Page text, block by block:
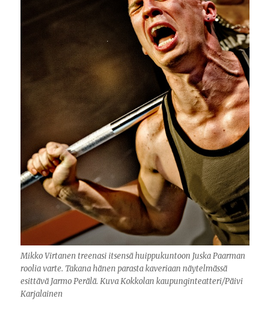
Mikko Virtanen treenasi itsensä huippukuntoon Juska Paarman
roolia varte. Takana hänen parasta kaveriaan näytelmässä
esittävä Jarmo Perälä. Kuva Kokkolan kaupunginteatteri/Päivi
Karjalainen